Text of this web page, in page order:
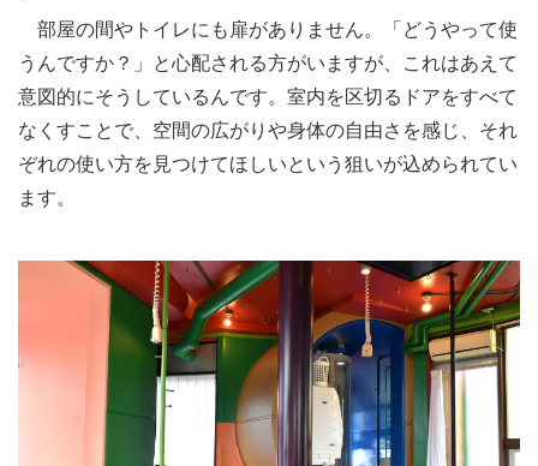
部屋の間やトイレにも扉がありません。「どうやって使
うんですか？」と心配される方がいますが、これはあえて
意図的にそうしているんです。室内を区切るドアをすべて
なくすことで、空間の広がりや身体の自由さを感じ、それ
ぞれの使い方を見つけてほしいという狙いが込められてい
ます。